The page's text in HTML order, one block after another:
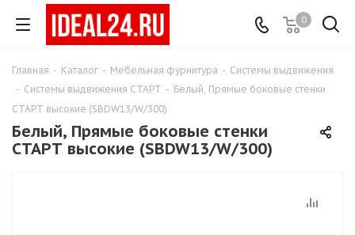
0
Главная - Каталог - Мебельная фурнитура - Системы выдвижения
- Системы выдвижения СТАРТ - Белый, Прямые боковые стенки
СТАРТ высокие (SBDW13/W/300)
Белый, Прямые боковые стенки
СТАРТ высокие (SBDW13/W/300)